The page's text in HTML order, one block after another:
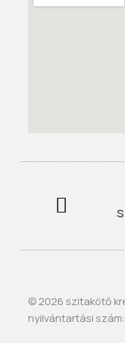
© 2026 szitakötő
nyilvántartási